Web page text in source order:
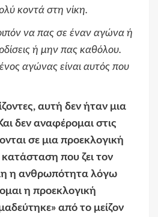
κοντά στη νίκη.
να πας σε έναν αγώνα ή
ή μην πας καθόλου.
αγώνας είναι αυτός που
αυτή δεν ήταν μια
δεν αναφέρομαι στις
σε μια προεκλογική
που ζει τον
η ανθρωπότητα λόγω
η προεκλογική
» από το μείζον